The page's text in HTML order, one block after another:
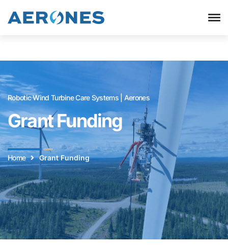
Robotic Wind Turbine Care Systems | Aerones
Grant Funding
Home Grant Funding